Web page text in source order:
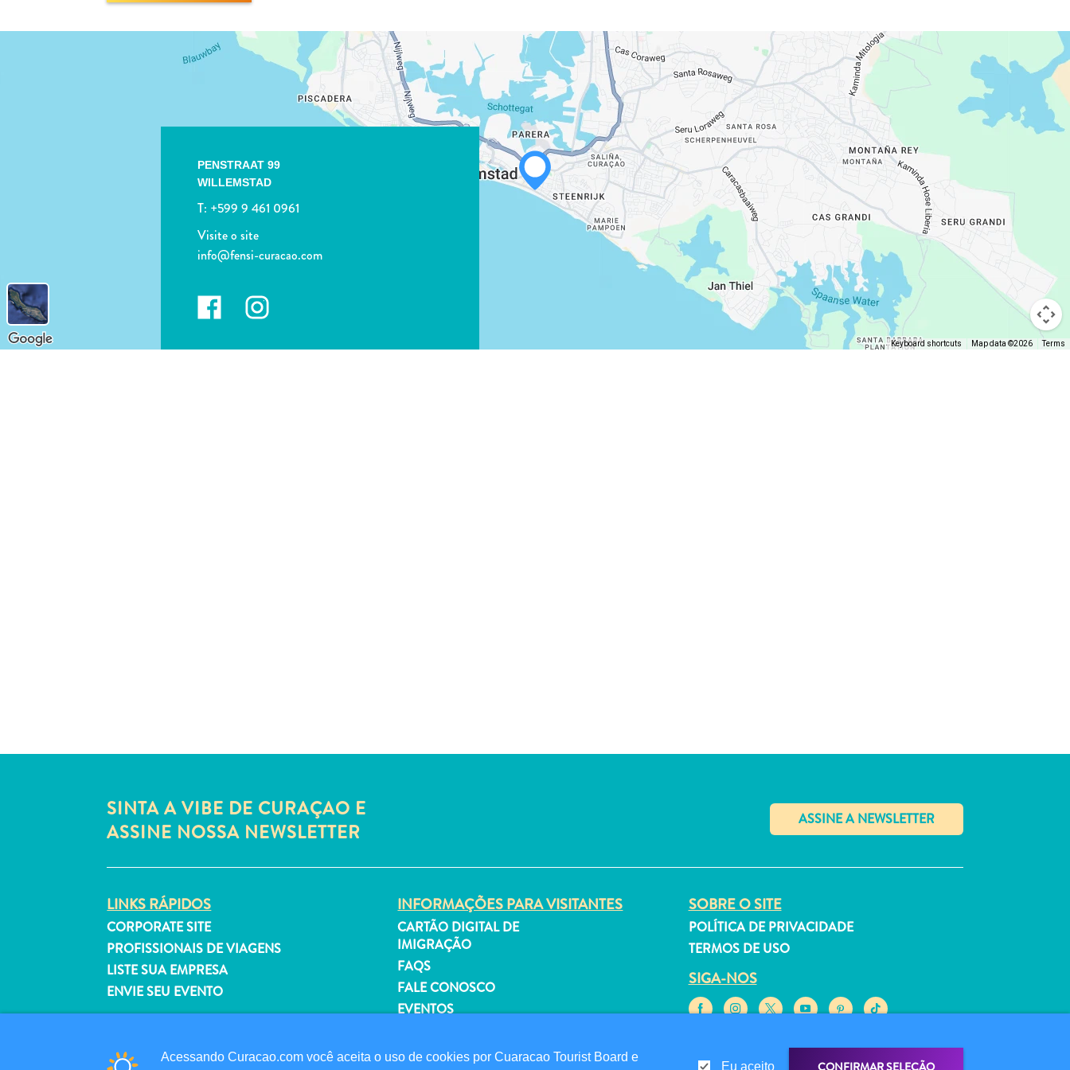
PENSTRAAT 99
WILLEMSTAD
T: +599 9 461 0961
Visite o site
info@fensi-curacao.com
Keyboard shortcuts Map data ©2026 Terms
SINTA A VIBE DE CURAÇAO E
ASSINE NOSSA NEWSLETTER
✕
LINKS RÁPIDOS
CORPORATE SITE
PROFISSIONAIS DE VIAGENS
LISTE SUA EMPRESA
ENVIE SEU EVENTO
INFORMAÇÕES PARA VISITANTES
CARTÃO DIGITAL DE
IMIGRAÇÃO
FAQS
FALE CONOSCO
EVENTOS
SOBRE O SITE
POLÍTICA DE PRIVACIDADE
TERMOS DE USO
SIGA-NOS
Acessando Curacao.com você aceita o uso de cookies por Cuaracao Tourist Board e
Eu aceito CONFIRMAR SELEÇÃO